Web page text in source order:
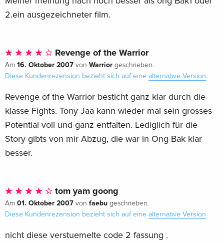
2.ein ausgezeichneter film.
Revenge of the Warrior
Am 16. Oktober 2007 von Warrior geschrieben.
Diese Kundenrezension bezieht sich auf eine alternative Version.
Revenge of the Warrior besticht ganz klar durch die
klasse Fights. Tony Jaa kann wieder mal sein grosses
Potential voll und ganz entfalten. Lediglich für die
Story gibts von mir Abzug, die war in Ong Bak klar
besser.
tom yam goong
Am 01. Oktober 2007 von faebu geschrieben.
Diese Kundenrezension bezieht sich auf eine alternative Version.
nicht diese verstuemelte code 2 fassung .